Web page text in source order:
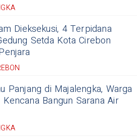
Dieksekusi, 4 Terpidana
Setda Kota Cirebon
Panjang di Majalengka, Warga
Kencana Bangun Sarana Air